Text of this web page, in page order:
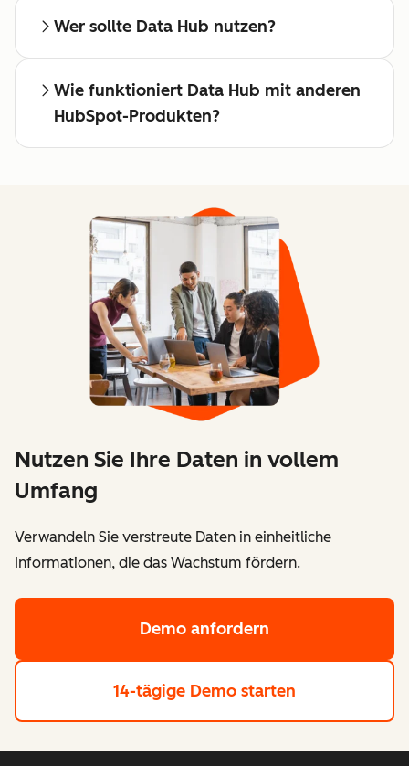
Wer sollte Data Hub nutzen?
Wie funktioniert Data Hub mit anderen
HubSpot-Produkten?
Nutzen Sie Ihre Daten in vollem
Umfang
Verwandeln Sie verstreute Daten in einheitliche
Informationen, die das Wachstum fördern.
Demo anfordern
14-tägige Demo starten